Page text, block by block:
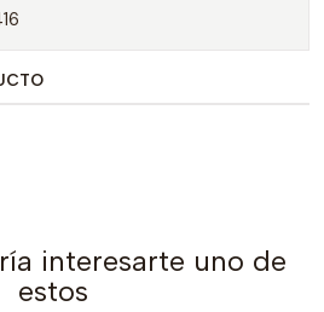
interesarte uno de
estos